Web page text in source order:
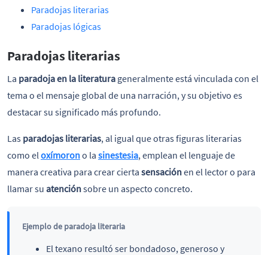
Paradojas literarias
Paradojas lógicas
Paradojas literarias
La paradoja en la literatura generalmente está vinculada con el
tema o el mensaje global de una narración, y su objetivo es
destacar su significado más profundo.
Las paradojas literarias, al igual que otras figuras literarias
como eloxímorono la sinestesia, emplean el lenguaje de
manera creativa para crear cierta sensaciónen el lector o para
llamar su atenciónsobre un aspecto concreto.
Ejemplo de paradoja literaria
El texano resultó ser bondadoso, generoso y